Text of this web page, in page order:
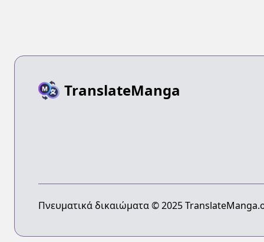
TranslateManga
Πνευματικά δικαιώματα © 2025